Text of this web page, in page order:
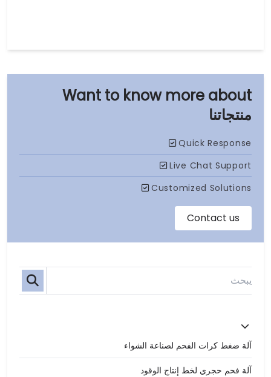
منتجاتنا
آلة ضغط كرات الفحم لصناعة الشواء
آلة فحم حجري لخط إنتاج الوقود